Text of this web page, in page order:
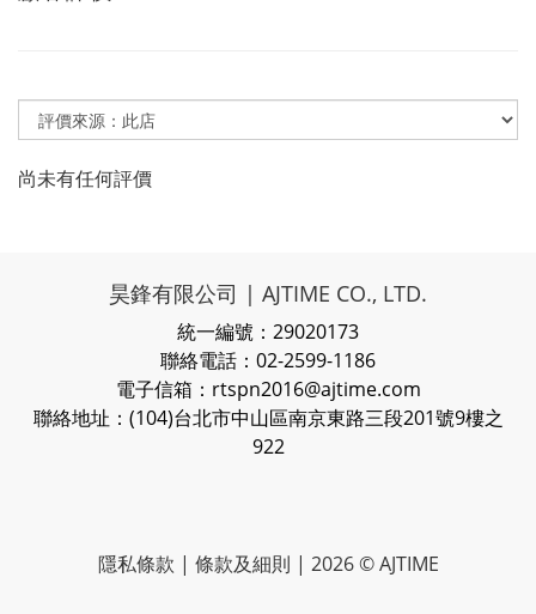
尚未有任何評價
昊鋒有限公司 | AJTIME CO., LTD.
統一編號：29020173
聯絡電話：02-2599-1186
電子信箱：rtspn2016@ajtime.com
聯絡地址：(104)台北市中山區南京東路三段201號9樓之
922
隱私條款 | 條款及細則 | 2026 © AJTIME